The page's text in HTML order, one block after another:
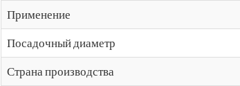
Применение
Посадочный диаметр
Страна производства